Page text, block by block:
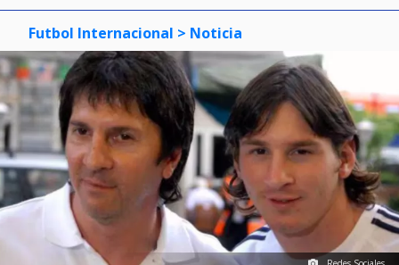
Futbol Internacional > Noticia